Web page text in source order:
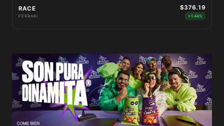
RACE
FERRARI
$376.19
+1.44%